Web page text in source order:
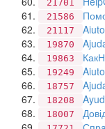
21701
21586
21117
19870
19863
19249
18757
18208
18007